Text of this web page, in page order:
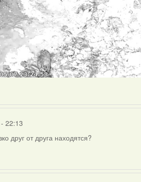
22:13
друг от друга находятся?